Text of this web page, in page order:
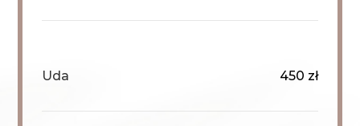
Uda 450 zł